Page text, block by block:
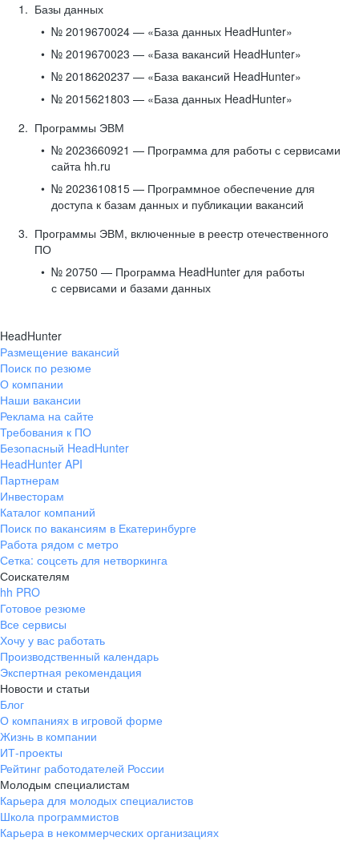
Базы данных
№ 2019670024 — «База данных HeadHunter»
№ 2019670023 — «База вакансий HeadHunter»
№ 2018620237 — «База вакансий HeadHunter»
№ 2015621803 — «База данных HeadHunter»
Программы ЭВМ
№ 2023660921 — Программа для работы с сервисами
сайта hh.ru
№ 2023610815 — Программное обеспечение для
доступа к базам данных и публикации вакансий
Программы ЭВМ, включенные в реестр отечественного
ПО
№ 20750 — Программа HeadHunter для работы
с сервисами и базами данных
HeadHunter
Размещение вакансий
Поиск по резюме
О компании
Наши вакансии
Реклама на сайте
Требования к ПО
Безопасный HeadHunter
HeadHunter API
Партнерам
Инвесторам
Каталог компаний
Поиск по вакансиям в Екатеринбурге
Работа рядом с метро
Сетка: соцсеть для нетворкинга
Соискателям
hh PRO
Готовое резюме
Все сервисы
Хочу у вас работать
Производственный календарь
Экспертная рекомендация
Новости и статьи
Блог
О компаниях в игровой форме
Жизнь в компании
ИТ-проекты
Рейтинг работодателей России
Молодым специалистам
Карьера для молодых специалистов
Школа программистов
Карьера в некоммерческих организациях